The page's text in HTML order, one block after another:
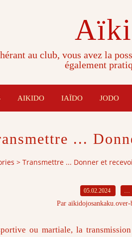
Aïki
au club, vous avez la
également
AIKIDO IAÏDO JODO
...
> Transmettre ... Donner et
05.02.2024
Par
ou martiale, la